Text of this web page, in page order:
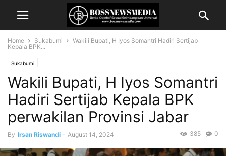
Home Sukabumi
Wakili Bupati, H Iyos Somantri Hadiri Sertijab
Kepala BPK...
Sukabumi
Wakili Bupati, H Iyos Somantri
Hadiri Sertijab Kepala BPK
perwakilan Provinsi Jabar
By Irsan Riswandi - August 14, 2024 0
385